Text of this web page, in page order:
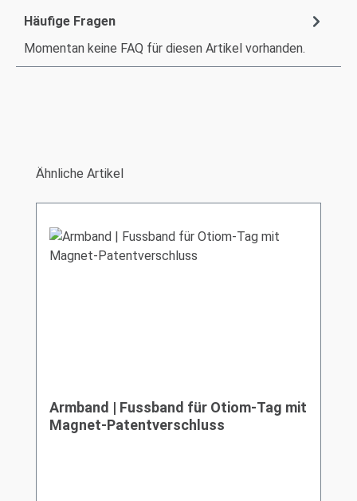
Häufige Fragen
Momentan keine FAQ für diesen Artikel vorhanden.
Produktgalerie überspringen
Ähnliche Artikel
Armband | Fussband für Otiom-Tag mit
Magnet-Patentverschluss